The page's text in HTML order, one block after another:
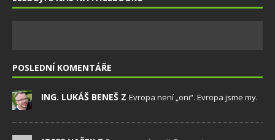
POSLEDNÍ KOMENTÁŘE
ING. LUKÁŠ BENEŠ Z Evropa není „oni“. Evropa jsme my.